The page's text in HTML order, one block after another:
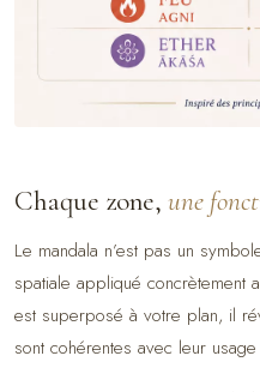
Chaque zone, une
Le mandala n’est pas un
spatiale appliqué concrètement
est superposé à votre plan, il
sont cohérentes avec leur